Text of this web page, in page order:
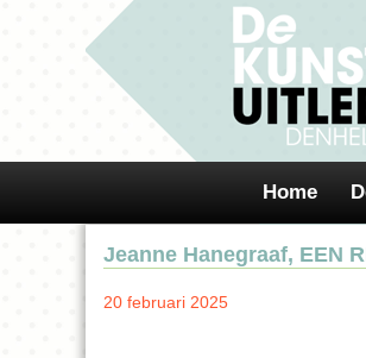
Home
Jeanne Hanegraaf, EEN
20 februari 2025